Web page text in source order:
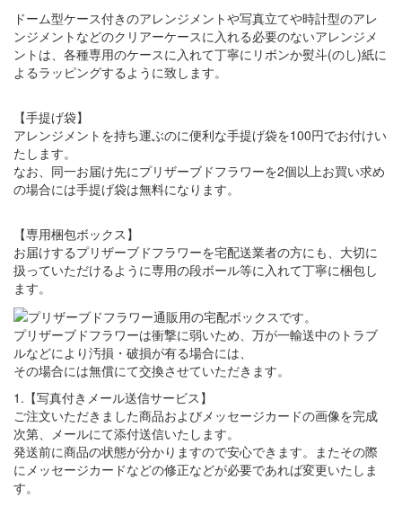
ドーム型ケース付きのアレンジメントや写真立てや時計型のアレ
ンジメントなどのクリアーケースに入れる必要のないアレンジメ
ントは、各種専用のケースに入れて丁寧にリボンか熨斗(のし)紙に
よるラッピングするように致します。
【手提げ袋】
アレンジメントを持ち運ぶのに便利な手提げ袋を100円でお付けい
たします。
なお、同一お届け先にプリザーブドフラワーを2個以上お買い求め
の場合には手提げ袋は無料になります。
【専用梱包ボックス】
お届けするプリザーブドフラワーを宅配送業者の方にも、大切に
扱っていただけるように専用の段ボール等に入れて丁寧に梱包し
ます。
プリザーブドフラワーは衝撃に弱いため、万が一輸送中のトラブ
ルなどにより汚損・破損が有る場合には、
その場合には無償にて交換させていただきます。
1.【写真付きメール送信サービス】
ご注文いただきました商品およびメッセージカードの画像を完成
次第、メールにて添付送信いたします。
発送前に商品の状態が分かりますので安心できます。またその際
にメッセージカードなどの修正などが必要であれば変更いたしま
す。